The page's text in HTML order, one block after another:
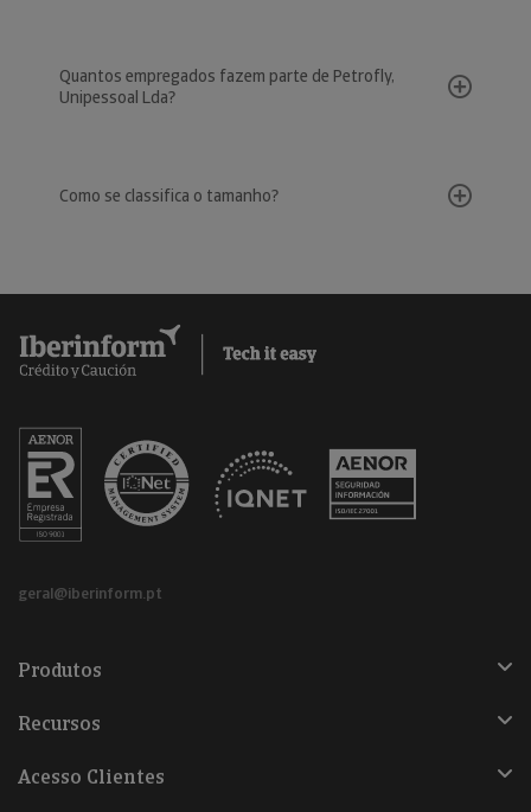
Quantos empregados fazem parte de Petrofly,
Unipessoal Lda?
Como se classifica o tamanho?
geral@iberinform.pt
Produtos
Recursos
Acesso Clientes